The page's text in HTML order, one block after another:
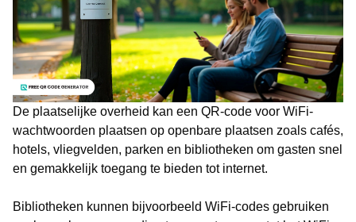
De plaatselijke overheid kan een QR-code voor WiFi-
wachtwoorden plaatsen op openbare plaatsen zoals cafés,
hotels, vliegvelden, parken en bibliotheken om gasten snel
en gemakkelijk toegang te bieden tot internet.
Bibliotheken kunnen bijvoorbeeld WiFi-codes gebruiken